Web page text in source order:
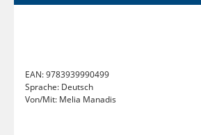
EAN:9783939990499
Sprache: Deutsch
Von/Mit: Melia Manadis